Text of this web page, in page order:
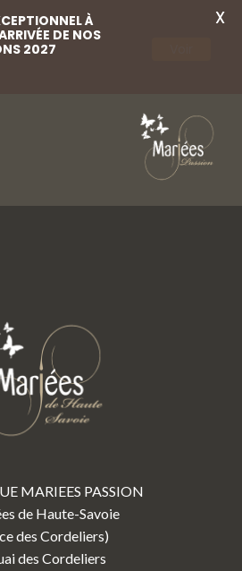
MARIEES PASSION
de Haute-Savoie
des Cordeliers)
des Cordeliers
À
DE NOS
2027
X